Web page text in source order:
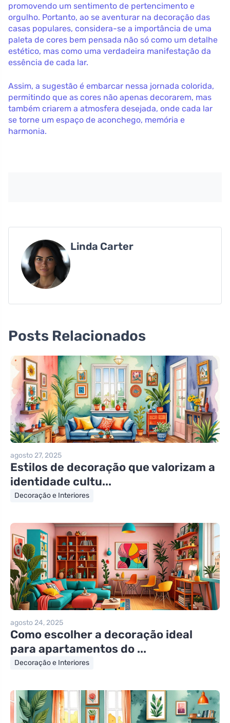
promovendo um sentimento de pertencimento e
orgulho. Portanto, ao se aventurar na decoração das
casas populares, considera-se a importância de uma
paleta de cores bem pensada não só como um detalhe
estético, mas como uma verdadeira manifestação da
essência de cada lar.
Assim, a sugestão é embarcar nessa jornada colorida,
permitindo que as cores não apenas decorarem, mas
também criarem a atmosfera desejada, onde cada lar
se torne um espaço de aconchego, memória e
harmonia.
Linda Carter
Posts Relacionados
agosto 27, 2025
Estilos de decoração que valorizam a
identidade cultu...
Decoração e Interiores
agosto 24, 2025
Como escolher a decoração ideal
para apartamentos do ...
Decoração e Interiores